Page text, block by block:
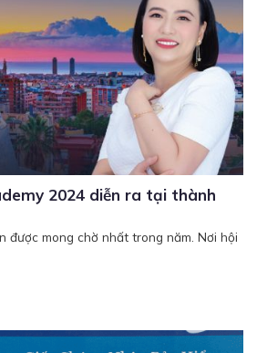
2024 diễn ra tại thành
được mong chờ nhất trong năm. Nơi hội